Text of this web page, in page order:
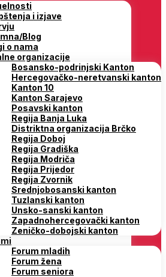
i izjave
Blog
o nama
organizacije
Bosansko-podrinjski Kanton
Hercegovačko-neretvanski kanton
Kanton 10
Kanton Sarajevo
Posavski kanton
Regija Banja Luka
Distriktna organizacija Brčko
Regija Doboj
Regija Gradiška
Regija Modriča
Regija Prijedor
Regija Zvornik
Srednjobosanski kanton
Tuzlanski kanton
Unsko-sanski kanton
Zapadnohercegovački kanton
Zeničko-dobojski kanton
Forum mladih
Forum žena
Forum seniora